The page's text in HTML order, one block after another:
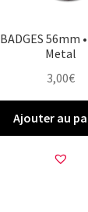
56mm
Metal
3,00€
Ajouter au